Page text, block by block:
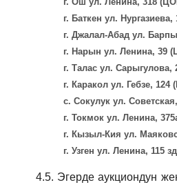
г. Баткен ул.
г. Джалал-Абад ул.
г. Нарын ул. Ленина, 39
г. Талас ул. Сарыгулова,
г. Каракол ул. Гебзе, 124
с. Сокулук ул.
г. Токмок ул. Ленина,
г. Кызыл-Кия ул.
г. Узген ул. Ленина, 115
4.5. Эгерде аукциондун